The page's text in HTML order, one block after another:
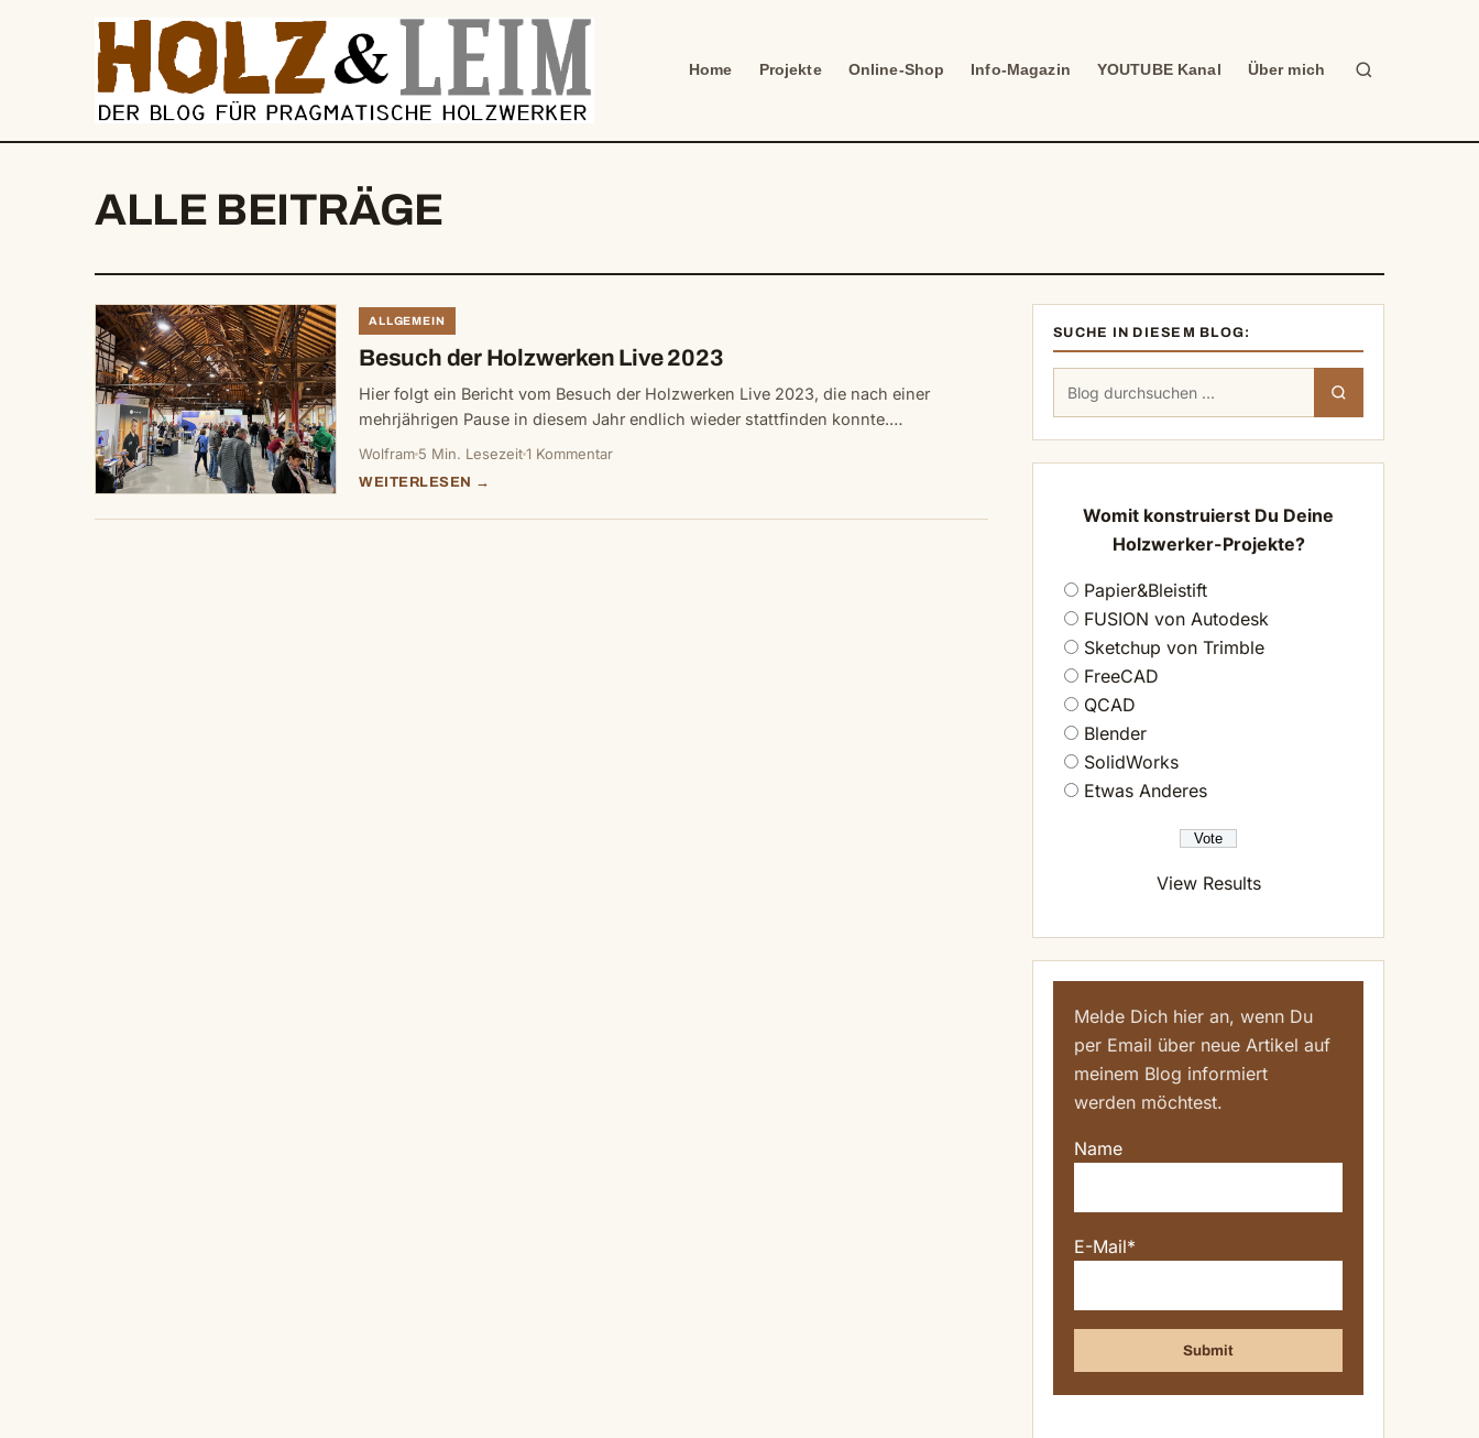
Home Projekte Online-Shop Info-Magazin YOUTUBE Kanal Über mich
Suche
ALLE BEITRÄGE
ALLGEMEIN
Besuch der Holzwerken Live 2023
Hier folgt ein Bericht vom Besuch der Holzwerken Live 2023, die nach einer
mehrjährigen Pause in diesem Jahr endlich wieder stattfinden konnte.…
Wolfram 5 Min. Lesezeit1 Kommentar
WEITERLESEN →
SUCHE IN DIESEM BLOG:
nach:
Womit konstruierst Du Deine
Holzwerker-Projekte?
Papier&Bleistift
FUSION von Autodesk
Sketchup von Trimble
FreeCAD
QCAD
Blender
SolidWorks
Etwas Anderes
View Results
Melde Dich hier an, wenn Du
per Email über neue Artikel auf
meinem Blog informiert
werden möchtest.
Name
E-Mail*